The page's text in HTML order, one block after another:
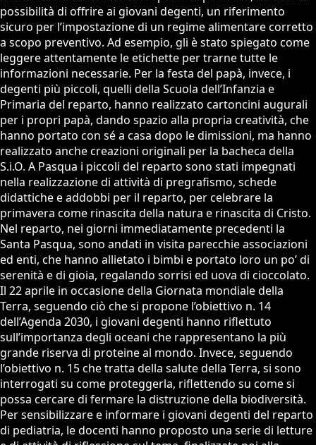
possibilità di offrire ai giovani degenti, un riferimento
sicuro per l’impostazione di un regime alimentare corretto
a scopo preventivo. Ad esempio, gli è stato spiegato come
leggere attentamente le etichette per trarne tutte le
informazioni necessarie. Per la festa del papà, invece, i
degenti più piccoli, quelli della Scuola dell’Infanzia e
Primaria del reparto, hanno realizzato cartoncini augurali
per i propri papà, dando spazio alla propria creatività, che
hanno portato con sé a casa dopo le dimissioni, ma hanno
realizzato anche creazioni originali per la bacheca della
S.i.O. A Pasqua i piccoli del reparto sono stati impegnati
nella realizzazione di attività di pregrafismo, schede
didattiche e addobbi per il reparto, per celebrare la
primavera come rinascita della natura e rinascita di Cristo.
Nel reparto, nei giorni immediatamente precedenti la
Santa Pasqua, sono andati in visita parecchie associazioni
ed enti, che hanno allietato i bimbi e portato loro un po’ di
serenità e di gioia, regalando sorrisi ed uova di cioccolato.
Il 22 aprile in occasione della Giornata mondiale della
Terra, seguendo ciò che si propone l’obiettivo n. 14
dell’Agenda 2030, i giovani degenti hanno riflettuto
sull’importanza degli oceani che rappresentano la più
grande riserva di proteine al mondo. Invece, seguendo
l’obiettivo n. 15 che tratta della salute della Terra, si sono
interrogati su come proteggerla, riflettendo su come si
possa cercare di fermare la distruzione della biodiversità.
Per sensibilizzare e informare i giovani degenti del reparto
di pediatria, le docenti hanno proposto una serie di letture